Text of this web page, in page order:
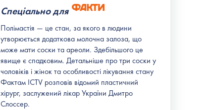
Спеціально для
Полімастія — це стан, за якого в людини
утворюється додаткова молочна залоза, що
може мати соски та ареоли. Здебільшого це
явище є спадковим. Детальніше про три соски у
чоловіків і жінок та особливості лікування стану
Фактам ICTV розповів відомий пластичний
хірург, заслужений лікар України Дмитро
Слоссер.